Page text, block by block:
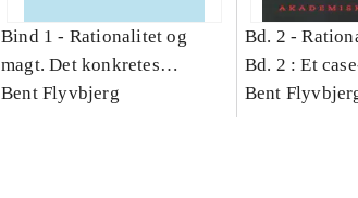
Bind 1 - Rationalitet og
magt. Det konkretes
videnskab. Bind 1
Bent Flyvbjerg
Bd. 2 -
Bd. 2 : Et
studie af
Bent